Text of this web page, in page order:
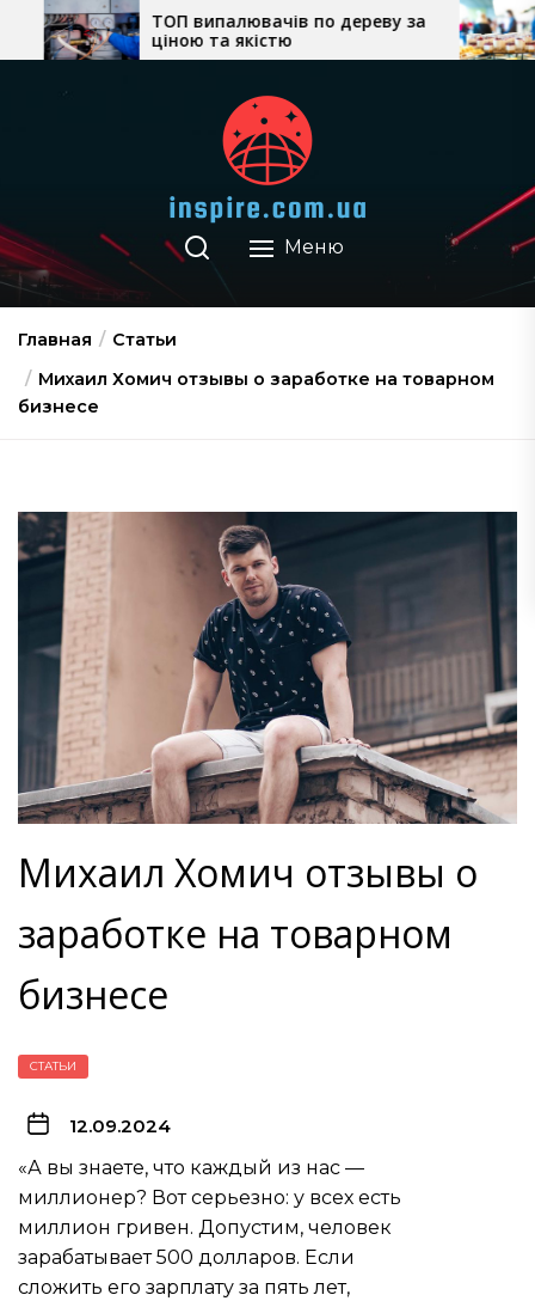
Перейти
випалювачів по дереву за
та якістю
Як вибрати
ціни, формат
місце
Меню
Главная
Статьи
Михаил Хомич отзывы о заработке на товарном
бизнесе
Михаил Хомич отзывы о
заработке на товарном
бизнесе
СТАТЬИ
12.09.2024
«А вы знаете, что каждый из нас —
миллионер? Вот серьезно: у всех есть
миллион гривен. Допустим, человек
зарабатывает 500 долларов. Если
сложить его зарплату за пять лет,